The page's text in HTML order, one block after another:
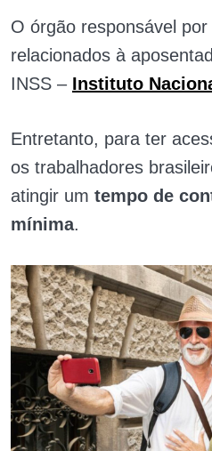
O órgão responsável
relacionados à
INSS – Instituto
Entretanto, para ter
os trabalhadores
atingir um tempo de
mínima.